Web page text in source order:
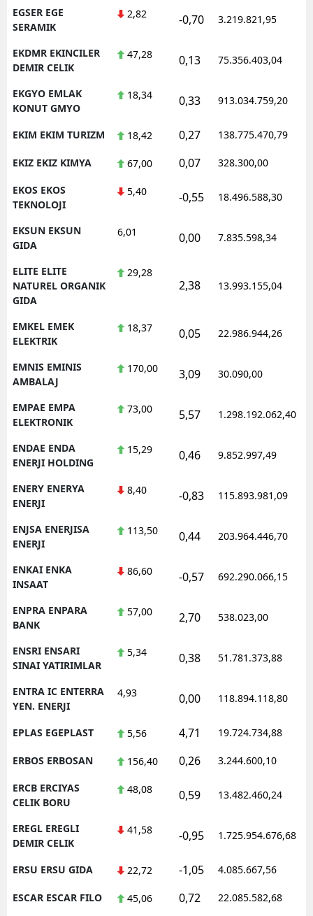
EGSER EGE
SERAMIK
2,82 -0,70 3.219.821,95
EKDMR EKINCILER
DEMIR CELIK
47,28 0,13 75.356.403,04
EKGYO EMLAK
KONUT GMYO
18,34 0,33 913.034.759,20
EKIM EKIM TURIZM 18,42 0,27 138.775.470,79
EKIZ EKIZ KIMYA 67,00 0,07 328.300,00
EKOS EKOS
TEKNOLOJI
5,40 -0,55 18.496.588,30
EKSUN EKSUN
GIDA
6,01 0,00 7.835.598,34
ELITE ELITE
NATUREL ORGANIK
GIDA
29,28
2,38 13.993.155,04
EMKEL EMEK
ELEKTRIK
18,37 0,05 22.986.944,26
EMNIS EMINIS
AMBALAJ
170,00 3,09 30.090,00
EMPAE EMPA
ELEKTRONIK
73,00 5,57 1.298.192.062,40
ENDAE ENDA
ENERJI HOLDING
15,29 0,46 9.852.997,49
ENERY ENERYA
ENERJI
8,40 -0,83 115.893.981,09
ENJSA ENERJISA
ENERJI
113,50 0,44 203.964.446,70
ENKAI ENKA
INSAAT
86,60 -0,57 692.290.066,15
ENPRA ENPARA
BANK
57,00 2,70 538.023,00
ENSRI ENSARI
SINAI YATIRIMLAR
5,34 0,38 51.781.373,88
ENTRA IC ENTERRA
YEN. ENERJI
4,93 0,00 118.894.118,80
EPLAS EGEPLAST 5,56 4,71 19.724.734,88
ERBOS ERBOSAN 156,40 0,26 3.244.600,10
ERCB ERCIYAS
CELIK BORU
48,08 0,59 13.482.460,24
EREGL EREGLI
DEMIR CELIK
41,58 -0,95 1.725.954.676,68
ERSU ERSU GIDA 22,72 -1,05 4.085.667,56
ESCAR ESCAR FILO 45,06 0,72 22.085.582,68